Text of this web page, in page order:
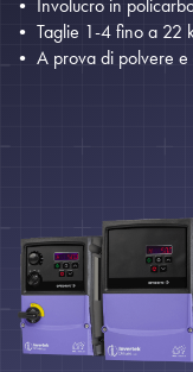
Involucro in
Taglie 1-4 fino a
A prova di polvere